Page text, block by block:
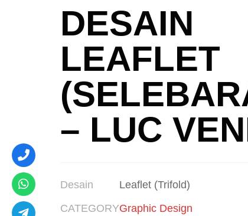
DESAIN
LEAFLET
– LUC
Desain
Leaflet (Trifold)
CATEGORYGraphic Design